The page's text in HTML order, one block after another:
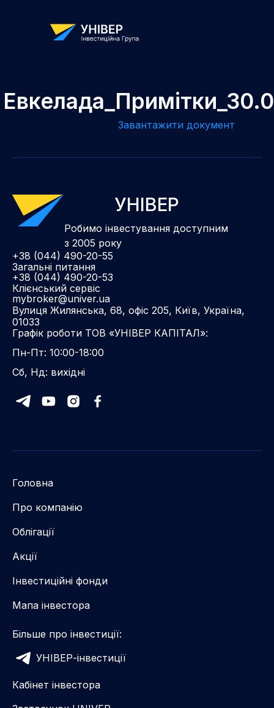
Завантажити документ
УНІВЕР
Робимо інвестування доступним
з 2005 року
+38 (044) 490-20-55
Загальні питання
+38 (044) 490-20-53
Клієнський сервіс
mybroker@univer.ua
Вулиця Жилянська, 68, офіс 205, Київ, Україна,
01033
Графік роботи ТОВ «УНІВЕР КАПІТАЛ»:
Пн-Пт: 10:00-18:00
Сб, Нд: вихідні
Головна
Про компанію
Облігації
Акції
Інвестиційні фонди
Мапа інвестора
Більше про інвестиції:
УНІВЕР-інвестиції
Кабінет інвестора